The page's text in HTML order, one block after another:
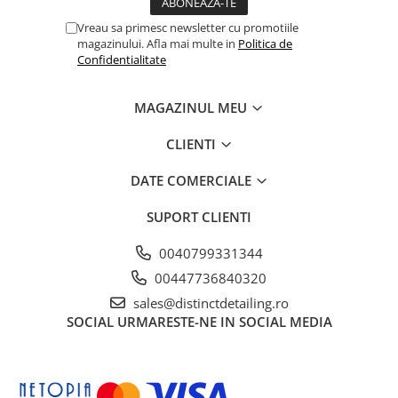
profund, asemănător unei oglinzi, care aduce
vopseaua la viață.
Vreau sa primesc newsletter cu promotiile
magazinului. Afla mai multe in Politica de
Confidentialitate
MAGAZINUL MEU
CLIENTI
DATE COMERCIALE
SUPORT CLIENTI
0040799331344
00447736840320
sales@distinctdetailing.ro
SOCIAL URMARESTE-NE IN SOCIAL MEDIA